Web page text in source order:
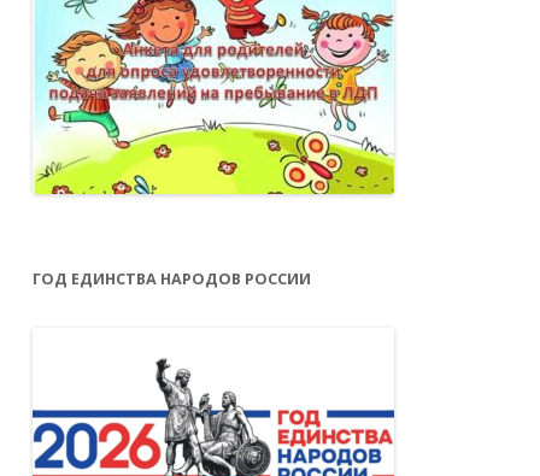
ГОД ЕДИНСТВА НАРОДОВ РОССИИ